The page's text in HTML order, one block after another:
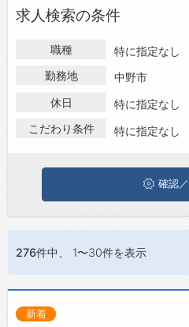
【初めての方へ】
長野県の求人検索で選ばれる理由
転職支援サービス
お問い合わせ
よくあるご質問
長野県中野市の地域密着型の求人
長野県中野市の正社員として働け
います。
ハローワークにはない求人も多数
第二新卒から50代・60代以上の
ある職種に応募してみてくださいね
求人検索の条件
職種
特に指定なし
勤務地
中野市
休日
特に指定なし
こだわり条件
特に指定なし
確認
276件中、 1〜30件を表示
新着